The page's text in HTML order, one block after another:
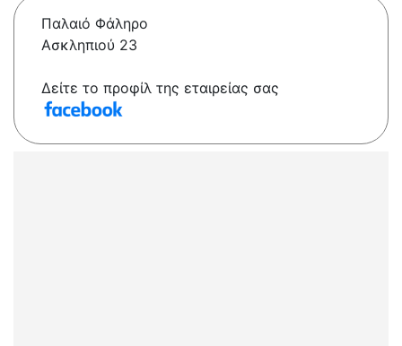
Παλαιό Φάληρο
Ασκληπιού 23
Δείτε το προφίλ της εταιρείας σας